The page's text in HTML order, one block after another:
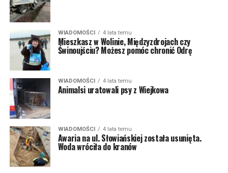
WIADOMOŚCI 4 lata temu
Mieszkasz w Wolinie, Międzyzdrojach czy
Świnoujściu? Możesz pomóc chronić Odrę
WIADOMOŚCI 4 lata temu
Animalsi uratowali psy z Wiejkowa
WIADOMOŚCI 4 lata temu
Awaria na ul. Słowiańskiej została usunięta.
Woda wróciła do kranów